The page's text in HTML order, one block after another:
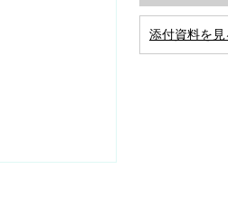
添付資料を